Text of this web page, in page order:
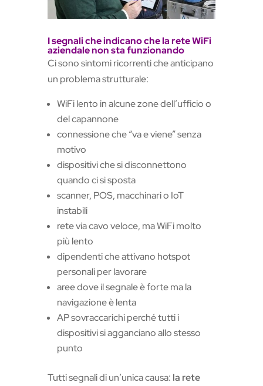
I segnali che indicano che la rete WiFi
aziendale non sta funzionando
Ci sono sintomi ricorrenti che anticipano
un problema strutturale:
WiFi lento in alcune zone dell’ufficio o
del capannone
connessione che “va e viene” senza
motivo
dispositivi che si disconnettono
quando ci si sposta
scanner, POS, macchinari o IoT
instabili
rete via cavo veloce, ma WiFi molto
più lento
dipendenti che attivano hotspot
personali per lavorare
aree dove il segnale è forte ma la
navigazione è lenta
AP sovraccarichi perché tutti i
dispositivi si agganciano allo stesso
punto
Tutti segnali di un’unica causa: la rete